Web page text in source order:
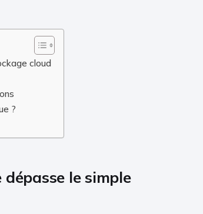
cloud
?
le simple